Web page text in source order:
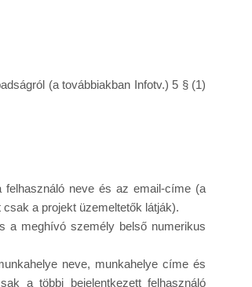
(a továbbiakban Infotv.) 5 § (1)
felhasználó neve és az email-címe (a
a projekt üzemeltetők látják).
a meghívó személy belső numerikus
neve, munkahelye címe és
a többi bejelentkezett felhasználó